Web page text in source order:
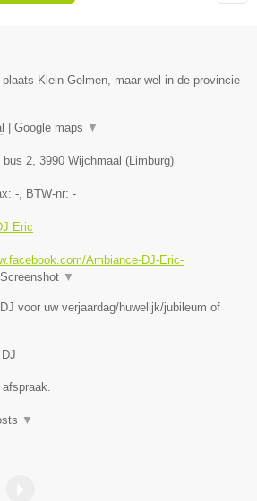
Klein Gelmen, maar wel in de provincie
| Google maps ▼
bus 2 3990 Wijchmaal (Limburg)
- , BTW-nr: -
Eric
Ambiance-DJ-Eric-
Screenshot ▼
voor uw verjaardag/huwelijk/jubileum of
▼